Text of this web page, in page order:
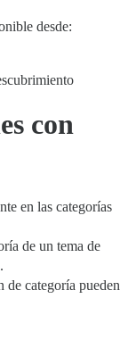
desde:
con
en las categorías
de un tema de
de categoría pueden